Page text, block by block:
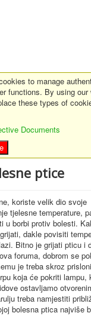
to manage
functions. By using
these types of
Documents
ptice
koriste velik dio svoje
tjelesne temperature,
u borbi protiv bolesti.
dakle povisiti
Bitno je grijati pticu i
foruma, dobrom se
je treba skroz
koja će pokriti lampu,
ostavljamo
treba namjestiti
bolesna ptica najviše